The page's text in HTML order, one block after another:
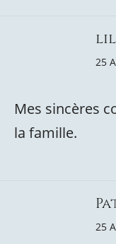
25
Mes sincères
la famille.
25